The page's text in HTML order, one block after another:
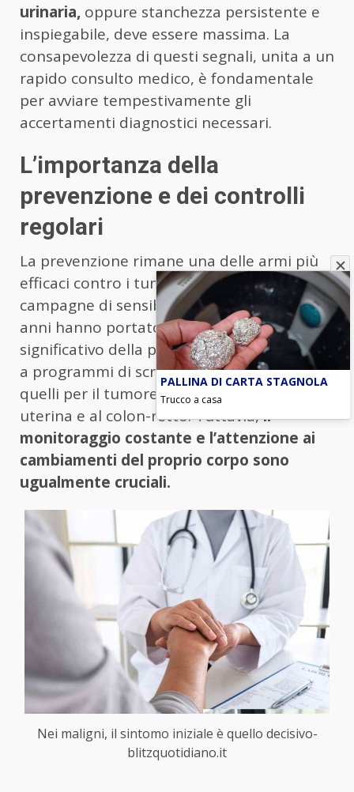
urinaria, oppure stanchezza persistente e
inspiegabile, deve essere massima. La
consapevolezza di questi segnali, unita a un
rapido consulto medico, è fondamentale
per avviare tempestivamente gli
accertamenti diagnostici necessari.
L’importanza della
prevenzione e dei controlli
regolari
La prevenzione rimane una delle armi più
efficaci contro i tumori maligni. Le
campagne di sensibilizzazione degli ultimi
anni hanno portato a un aumento
significativo della popolazione che aderisce
a programmi di screening oncologici, come
quelli per il tumore al seno, alla cervice
uterina e al colon-retto. Tuttavia,il
monitoraggio costante e l’attenzione ai
cambiamenti del proprio corpo sono
ugualmente cruciali.
Nei maligni, il sintomo iniziale è quello decisivo-
blitzquotidiano.it
PALLINA DI CARTA STAGNOLA
Trucco a casa